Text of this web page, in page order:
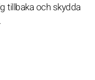
tillbaka och skydda